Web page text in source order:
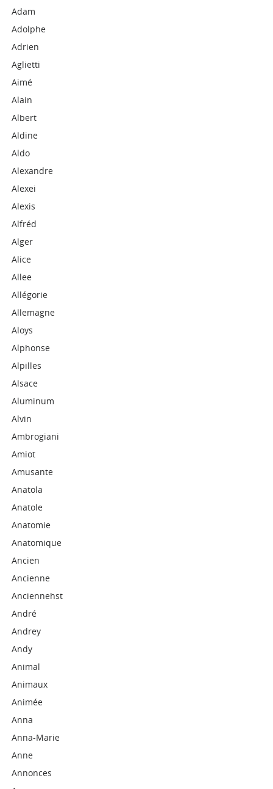
Adam
Adolphe
Adrien
Aglietti
Aimé
Alain
Albert
Aldine
Aldo
Alexandre
Alexei
Alexis
Alfréd
Alger
Alice
Allee
Allégorie
Allemagne
Aloys
Alphonse
Alpilles
Alsace
Aluminum
Alvin
Ambrogiani
Amiot
Amusante
Anatola
Anatole
Anatomie
Anatomique
Ancien
Ancienne
Anciennehst
André
Andrey
Andy
Animal
Animaux
Animée
Anna
Anna-Marie
Anne
Annonces